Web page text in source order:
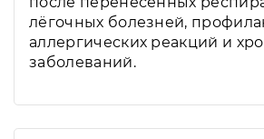
лёгочных болезней,
аллергических реакций и
заболеваний.